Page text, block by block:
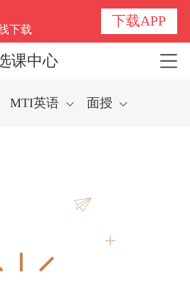
MTI英语 面授
下载
下载APP
课中心